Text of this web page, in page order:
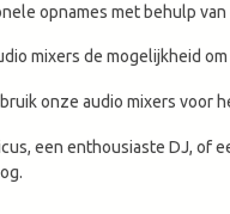
opnames met behulp
mixers de mogelijkheid
onze audio mixers voor
een enthousiaste DJ, of